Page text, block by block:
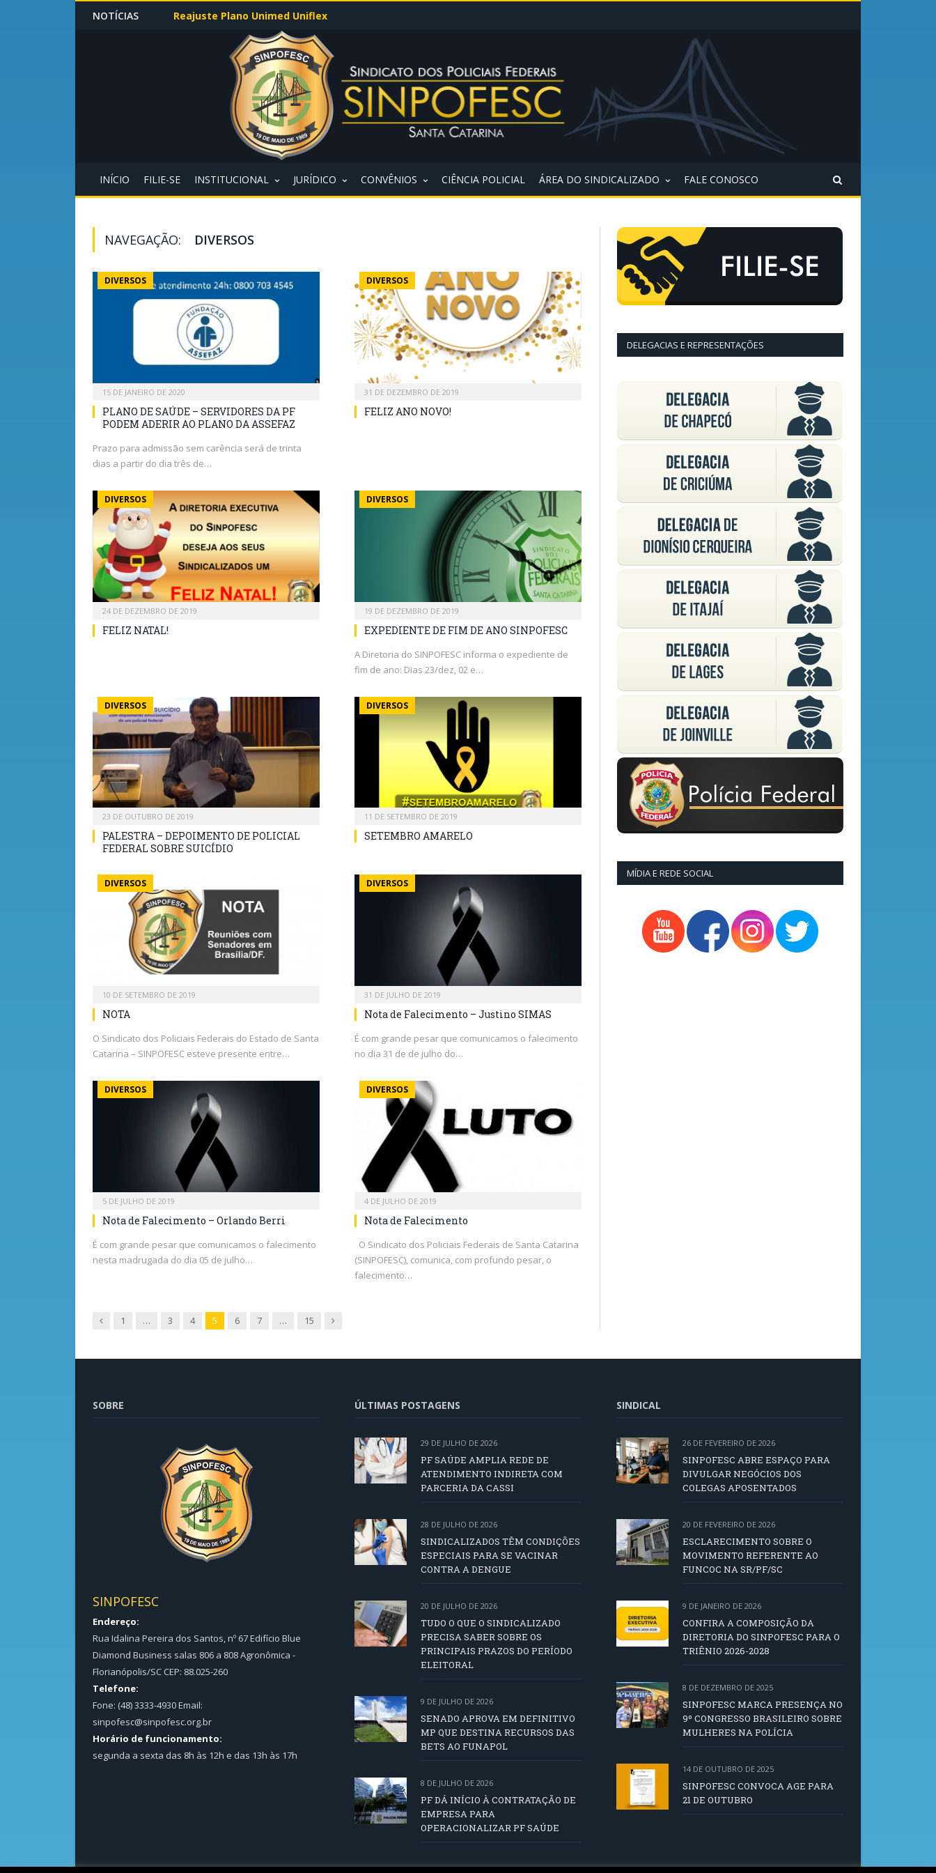
NOTÍCIAS Reajuste Plano Unimed Uniflex
INÍCIO FILIE-SE INSTITUCIONAL JURÍDICO CONVÊNIOS CIÊNCIA POLICIAL ÁREA DO SINDICALIZADO FALE CONOSCO
NAVEGAÇÃO: DIVERSOS
DIVERSOS
15 DE JANEIRO DE 2020
PLANO DE SAÚDE – SERVIDORES DA PF
PODEM ADERIR AO PLANO DA ASSEFAZ
Prazo para admissão sem carência será de trinta
dias a partir do dia três de…
DIVERSOS
31 DE DEZEMBRO DE 2019
FELIZ ANO NOVO!
DIVERSOS
24 DE DEZEMBRO DE 2019
FELIZ NATAL!
DIVERSOS
19 DE DEZEMBRO DE 2019
EXPEDIENTE DE FIM DE ANO SINPOFESC
A Diretoria do SINPOFESC informa o expediente de
fim de ano: Dias 23/dez, 02 e…
DIVERSOS
23 DE OUTUBRO DE 2019
PALESTRA – DEPOIMENTO DE POLICIAL
FEDERAL SOBRE SUICÍDIO
DIVERSOS
11 DE SETEMBRO DE 2019
SETEMBRO AMARELO
DIVERSOS
10 DE SETEMBRO DE 2019
NOTA
O Sindicato dos Policiais Federais do Estado de Santa
Catarina – SINPOFESC esteve presente entre…
DIVERSOS
31 DE JULHO DE 2019
Nota de Falecimento – Justino SIMAS
É com grande pesar que comunicamos o falecimento
no dia 31 de de julho do…
DIVERSOS
5 DE JULHO DE 2019
Nota de Falecimento – Orlando Berri
É com grande pesar que comunicamos o falecimento
nesta madrugada do dia 05 de julho…
DIVERSOS
4 DE JULHO DE 2019
Nota de Falecimento
O Sindicato dos Policiais Federais de Santa Catarina
(SINPOFESC), comunica, com profundo pesar, o
falecimento…
Anterior
1 … 3 4 5 6 7 … 15 Próxima
DELEGACIAS E REPRESENTAÇÕES
MÍDIA E REDE SOCIAL
SOBRE
SINPOFESC
Endereço:
Rua Idalina Pereira dos Santos, nº 67 Edifício Blue
Diamond Business salas 806 a 808 Agronômica -
Florianópolis/SC CEP: 88.025-260
Telefone:
Fone: (48) 3333-4930 Email:
sinpofesc@sinpofesc.org.br
Horário de funcionamento:
segunda a sexta das 8h às 12h e das 13h às 17h
ÚLTIMAS POSTAGENS
29 DE JULHO DE 2026
PF SAÚDE AMPLIA REDE DE
ATENDIMENTO INDIRETA COM
PARCERIA DA CASSI
28 DE JULHO DE 2026
SINDICALIZADOS TÊM CONDIÇÕES
ESPECIAIS PARA SE VACINAR
CONTRA A DENGUE
20 DE JULHO DE 2026
TUDO O QUE O SINDICALIZADO
PRECISA SABER SOBRE OS
PRINCIPAIS PRAZOS DO PERÍODO
ELEITORAL
9 DE JULHO DE 2026
SENADO APROVA EM DEFINITIVO
MP QUE DESTINA RECURSOS DAS
BETS AO FUNAPOL
8 DE JULHO DE 2026
PF DÁ INÍCIO À CONTRATAÇÃO DE
EMPRESA PARA
OPERACIONALIZAR PF SAÚDE
SINDICAL
26 DE FEVEREIRO DE 2026
SINPOFESC ABRE ESPAÇO PARA
DIVULGAR NEGÓCIOS DOS
COLEGAS APOSENTADOS
20 DE FEVEREIRO DE 2026
ESCLARECIMENTO SOBRE O
MOVIMENTO REFERENTE AO
FUNCOC NA SR/PF/SC
9 DE JANEIRO DE 2026
CONFIRA A COMPOSIÇÃO DA
DIRETORIA DO SINPOFESC PARA O
TRIÊNIO 2026-2028
8 DE DEZEMBRO DE 2025
SINPOFESC MARCA PRESENÇA NO
9º CONGRESSO BRASILEIRO SOBRE
MULHERES NA POLÍCIA
14 DE OUTUBRO DE 2025
SINPOFESC CONVOCA AGE PARA
21 DE OUTUBRO